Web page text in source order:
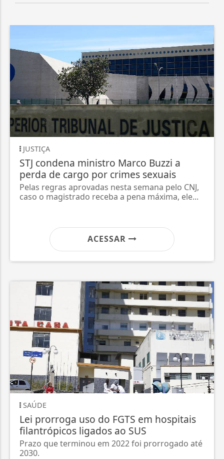
JUSTIÇA
STJ condena ministro Marco Buzzi a
perda de cargo por crimes sexuais
Pelas regras aprovadas nesta semana pelo CNJ,
caso o magistrado receba a pena máxima, ele...
ACESSAR
SAÚDE
Lei prorroga uso do FGTS em hospitais
filantrópicos ligados ao SUS
Prazo que terminou em 2022 foi prorrogado até
2030.